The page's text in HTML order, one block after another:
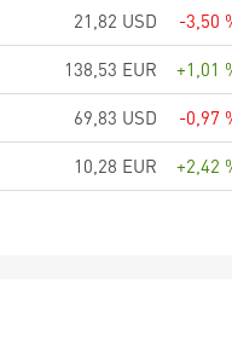
21,82 USD
-3,50
138,53 EUR
+1,01
69,83 USD
-0,97
10,28 EUR +2,42